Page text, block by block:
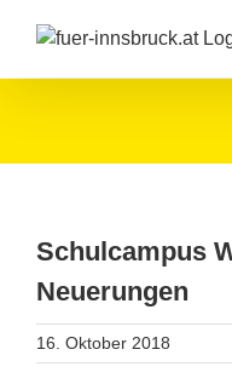
Inhalt
Schulcampus
Neuerungen
16. Oktober 2018